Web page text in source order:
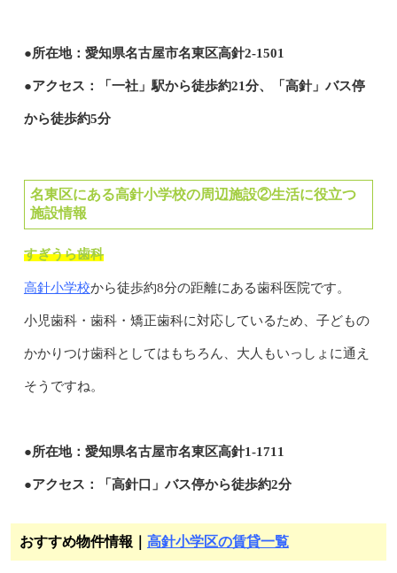
●所在地：愛知県名古屋市名東区高針2-1501
●アクセス：「一社」駅から徒歩約21分、「高針」バス停
から徒歩約5分
名東区にある高針小学校の周辺施設②生活に役立つ
施設情報
すぎうら歯科
高針小学校から徒歩約8分の距離にある歯科医院です。
小児歯科・歯科・矯正歯科に対応しているため、子どもの
かかりつけ歯科としてはもちろん、大人もいっしょに通え
そうですね。
●所在地：愛知県名古屋市名東区高針1-1711
●アクセス：「高針口」バス停から徒歩約2分
おすすめ物件情報｜ 高針小学区の賃貸一覧